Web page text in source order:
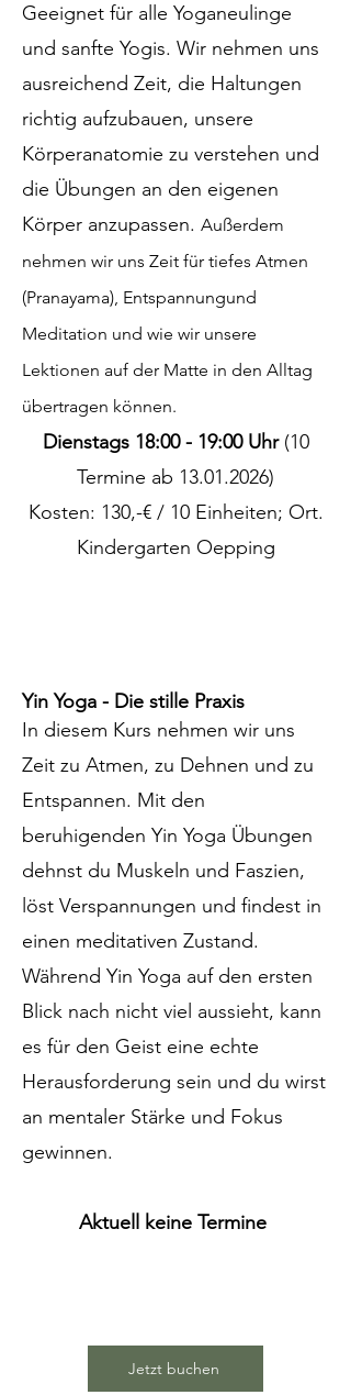
Geeignet für alle Yoganeulinge
und sanfte Yogis. Wir nehmen uns
ausreichend Zeit, die Haltungen
richtig aufzubauen, unsere
Körperanatomie zu verstehen und
die Übungen an den eigenen
Körper anzupassen. Außerdem
nehmen wir uns Zeit für tiefes Atmen
(Pranayama), Entspannungund
Meditation und wie wir unsere
Lektionen auf der Matte in den Alltag
übertragen können.
Dienstags 18:00 - 19:00 Uhr (10
Termine ab 13.01.2026)
Kosten: 130,-€ / 10 Einheiten; Ort.
Kindergarten Oepping
Yin Yoga - Die stille Praxis
In diesem Kurs nehmen wir uns
Zeit zu Atmen, zu Dehnen und zu
Entspannen. Mit den
beruhigenden Yin Yoga Übungen
dehnst du Muskeln und Faszien,
löst Verspannungen und findest in
einen meditativen Zustand.
Während Yin Yoga auf den ersten
Blick nach nicht viel aussieht, kann
es für den Geist eine echte
Herausforderung sein und du wirst
an mentaler Stärke und Fokus
gewinnen.
Aktuell keine Termine
Jetzt buchen